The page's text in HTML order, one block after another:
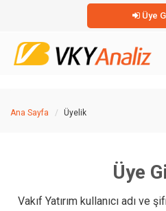
Üye
Ana Sayfa Üyelik
Üye
Vakıf Yatırım kullanıcı adı